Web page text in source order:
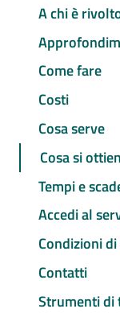
A chi è
Come fare
Costi
Cosa serve
Cosa si
Tempi e
Accedi al
Condizioni
Contatti
Strumenti di